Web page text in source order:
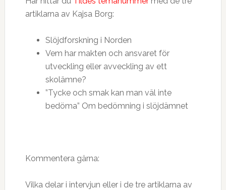
artiklarna av Kajsa Borg:
Slöjdforskning i Norden
Vem har makten och ansvaret för
utveckling eller avveckling av ett
skolämne?
”Tycke och smak kan man väl inte
bedöma” Om bedömning i slöjdämnet
Kommentera gärna:
Vilka delar i intervjun eller i de tre artiklarna av